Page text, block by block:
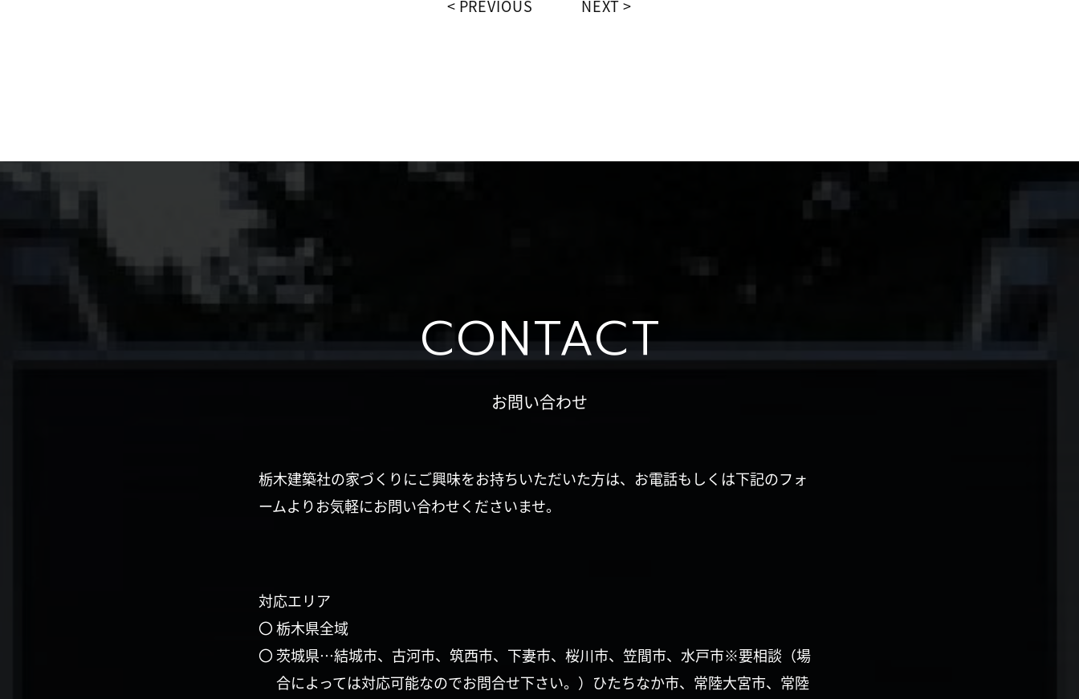
PREVIOUS NEXT
CONTACT
お問い合わせ
栃木建築社の家づくりにご興味をお持ちいただいた方は、お電話もしくは下記のフォ
ームよりお気軽にお問い合わせくださいませ。
対応エリア
〇 栃木県全域
〇 茨城県…結城市、古河市、筑西市、下妻市、桜川市、笠間市、水戸市※要相談（場
合によっては対応可能なのでお問合せ下さい。）ひたちなか市、常陸大宮市、常陸